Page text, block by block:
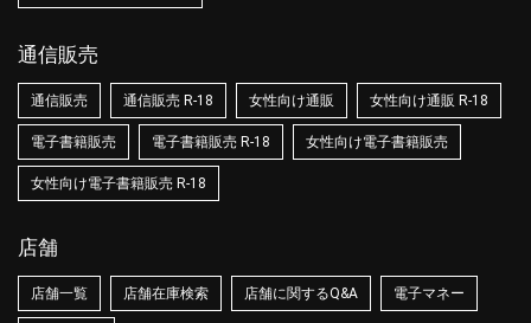
通信販売
通信販売 通信販売 R-18 女性向け通販 女性向け通販 R-18
電子書籍販売 電子書籍販売 R-18 女性向け電子書籍販売
女性向け電子書籍販売 R-18
店舗
店舗一覧 店舗在庫検索 店舗に関するQ&A 電子マネー